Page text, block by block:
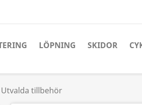
LÖPNING SKIDOR
Utvalda tillbehör